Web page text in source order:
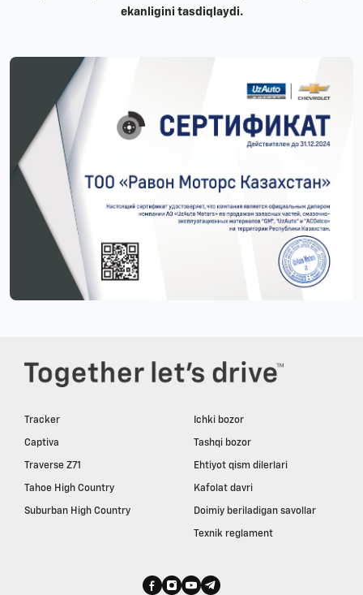
ekanligini tasdiqlaydi.
Tracker
Captiva
Traverse Z71
Tahoe High Country
Suburban High Country
Ichki bozor
Tashqi bozor
Ehtiyot qism dilerlari
Kafolat davri
Doimiy beriladigan savollar
Texnik reglament